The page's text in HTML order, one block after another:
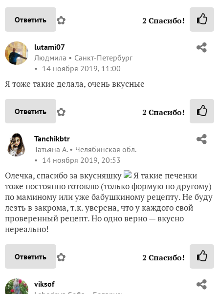
Ответить ✿ 2 Спасибо!
lutami07
Людмила
Санкт-Петербург
14 ноября 2019, 11:00
Я тоже такие делала, очень вкусные
Ответить ✿ 2 Спасибо!
Tanchikbtr
Татьяна А.
Челябинская обл.
14 ноября 2019, 20:53
Олечка, спасибо за вкусняшку
Я такие печенки
тоже постоянно готовлю (только формую по другому)
по маминому или уже бабушкиному рецепту. Не буду
лезть в закрома, т.к. уверена, что у каждого свой
проверенный рецепт. Но одно верно — вкусно
нереально!
Ответить ✿ 2 Спасибо!
viksof